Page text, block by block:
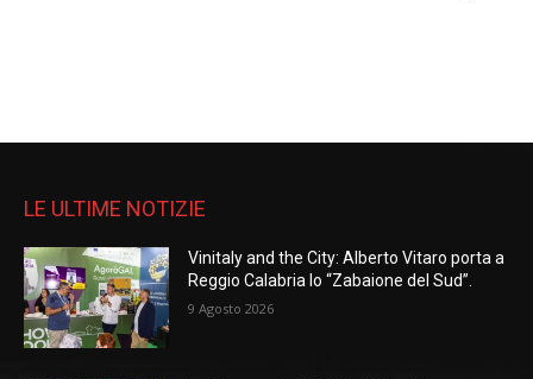
LE ULTIME NOTIZIE
Vinitaly and the City: Alberto Vitaro porta a
Reggio Calabria lo “Zabaione del Sud”.
9 Agosto 2026